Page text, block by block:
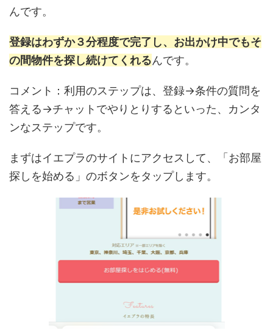
んです。
登録はわずか３分程度で完了し、お出かけ中でもそ
の間物件を探し続けてくれるんです。
コメント：利用のステップは、登録→条件の質問を
答える→チャットでやりとりするといった、カンタ
ンなステップです。
まずはイエプラのサイトにアクセスして、「お部屋
探しを始める」のボタンをタップします。